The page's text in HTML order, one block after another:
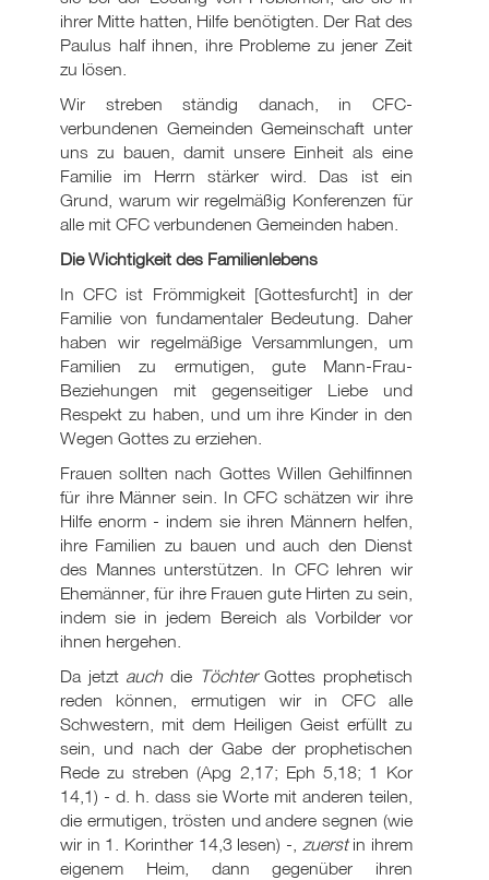
ihrer Mitte hatten, Hilfe benötigten. Der Rat des
Paulus half ihnen, ihre Probleme zu jener Zeit
zu lösen.
Wir streben ständig danach, in CFC-
verbundenen Gemeinden Gemeinschaft unter
uns zu bauen, damit unsere Einheit als eine
Familie im Herrn stärker wird. Das ist ein
Grund, warum wir regelmäßig Konferenzen für
alle mit CFC verbundenen Gemeinden haben.
Die Wichtigkeit des Familienlebens
In CFC ist Frömmigkeit [Gottesfurcht] in der
Familie von fundamentaler Bedeutung. Daher
haben wir regelmäßige Versammlungen, um
Familien zu ermutigen, gute Mann-Frau-
Beziehungen mit gegenseitiger Liebe und
Respekt zu haben, und um ihre Kinder in den
Wegen Gottes zu erziehen.
Frauen sollten nach Gottes Willen Gehilfinnen
für ihre Männer sein. In CFC schätzen wir ihre
Hilfe enorm - indem sie ihren Männern helfen,
ihre Familien zu bauen und auch den Dienst
des Mannes unterstützen. In CFC lehren wir
Ehemänner, für ihre Frauen gute Hirten zu sein,
indem sie in jedem Bereich als Vorbilder vor
ihnen hergehen.
Da jetzt auchdie TöchterGottes prophetisch
reden können, ermutigen wir in CFC alle
Schwestern, mit dem Heiligen Geist erfüllt zu
sein, und nach der Gabe der prophetischen
Rede zu streben (Apg 2,17; Eph 5,18; 1 Kor
14,1) - d. h. dass sie Worte mit anderen teilen,
die ermutigen, trösten und andere segnen (wie
wir in 1. Korinther 14,3 lesen) -, zuerst in ihrem
eigenem Heim, dann gegenüber ihren